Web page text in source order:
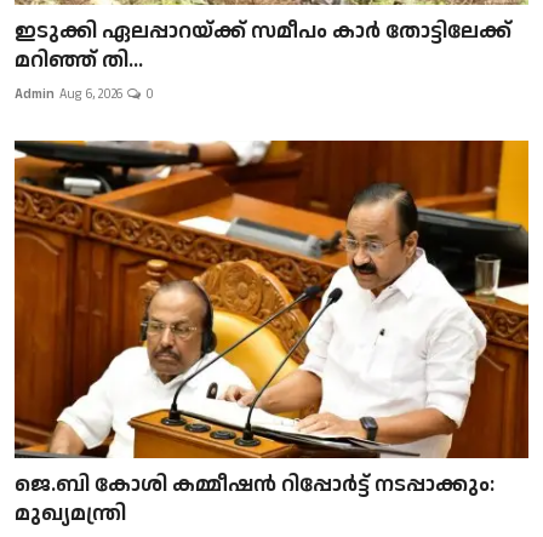
ഇടുക്കി ഏലപ്പാറയ്ക്ക് സമീപം കാർ തോട്ടിലേക്ക്
മറിഞ്ഞ് തി...
Admin Aug 6, 2026 0
ജെ.ബി കോശി കമ്മീഷൻ റിപ്പോർട്ട് നടപ്പാക്കും:
മുഖ്യമന്ത്രി